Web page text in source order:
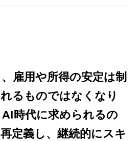
雇用や所得の安定は制
るものではなくなり
時代に求められるの
定義し、継続的にスキ